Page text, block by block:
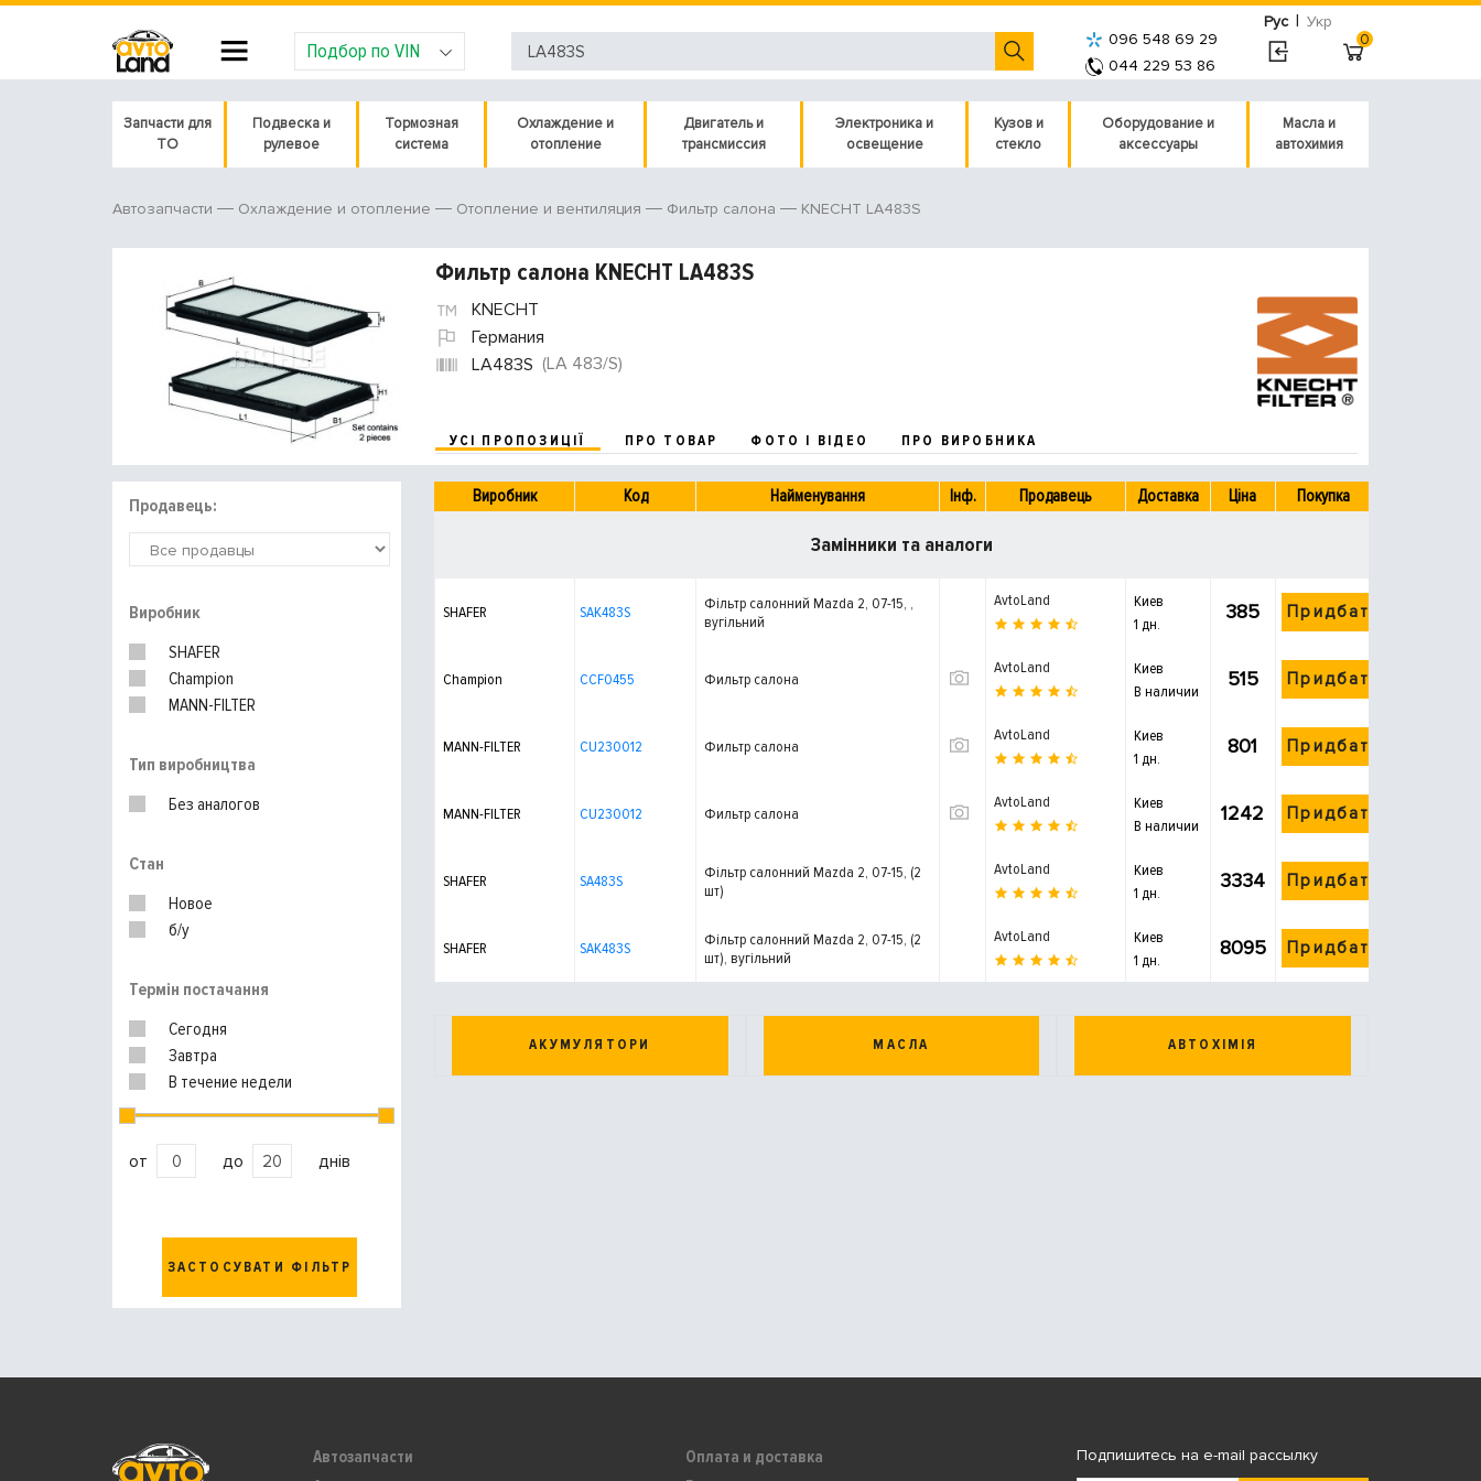
Рус | Укр
Подбор по VIN
096 548 69 29
044 229 53 86
0
Запчасти для
ТО
Подвеска и
рулевое
Тормозная
система
Охлаждение и
отопление
Двигатель и
трансмиссия
Электроника и
освещение
Кузов и
стекло
Оборудование и
аксессуары
Масла и
автохимия
Автозапчасти Охлаждение и отопление Отопление и вентиляция Фильтр салона KNECHT LA483S
Фильтр салона KNECHT LA483S
KNECHT
Германия
LA483S (LA 483/S)
УСІ ПРОПОЗИЦІЇ ПРО ТОВАР ФОТО І ВІДЕО ПРО ВИРОБНИКА
Продавець:
Виробник
SHAFER
Champion
MANN-FILTER
Тип виробництва
Без аналогов
Стан
Новое
б/у
Термін постачання
Сегодня
Завтра
В течение недели
от до днів
ЗАСТОСУВАТИ ФІЛЬТР
Виробник Код Найменування Інф. Продавець Доставка Ціна Покупка
Замінники та аналоги
SHAFER SAK483S
Фільтр салонний Mazda 2, 07-15, ,
вугільний
AvtoLand
Киев
1 дн.
385 Придбати
Champion CCF0455 Фильтр салона
AvtoLand
Киев
В наличии
515 Придбати
MANN-FILTER CU230012 Фильтр салона
AvtoLand
Киев
1 дн.
801 Придбати
MANN-FILTER CU230012 Фильтр салона
AvtoLand
Киев
В наличии
1242 Придбати
SHAFER SA483S
Фільтр салонний Mazda 2, 07-15, (2
шт)
AvtoLand
Киев
1 дн.
3334 Придбати
SHAFER SAK483S
Фільтр салонний Mazda 2, 07-15, (2
шт), вугільний
AvtoLand
Киев
1 дн.
8095 Придбати
АКУМУЛЯТОРИ МАСЛА АВТОХІМІЯ
Автозапчасти
Оплата и доставка
Подпишитесь на e-mail рассылку